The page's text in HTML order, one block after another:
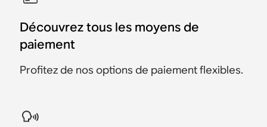
Découvrez tous les moyens de
paiement
Profitez de nos options de paiement flexibles.